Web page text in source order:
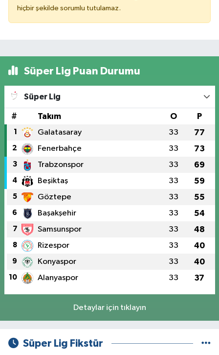
hiçbir şekilde sorumlu tutulamaz.
Süper Lig Puan Durumu
Süper Lig
# Takım O P
1 Galatasaray 33 77
2 Fenerbahçe 33 73
3 Trabzonspor 33 69
4 Beşiktaş 33 59
5 Göztepe 33 55
6 Başakşehir 33 54
7 Samsunspor 33 48
8 Rizespor 33 40
9 Konyaspor 33 40
10 Alanyaspor 33 37
Detaylar için tıklayın
Süper Lig Fikstür